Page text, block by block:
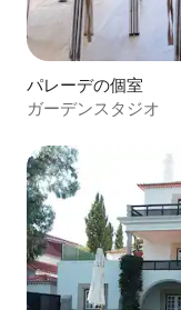
パレーデの個室
ガーデンスタジオ